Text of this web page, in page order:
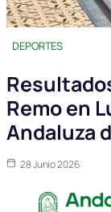
DEPORTES
Remo en
Andaluza
28 Junio 2026